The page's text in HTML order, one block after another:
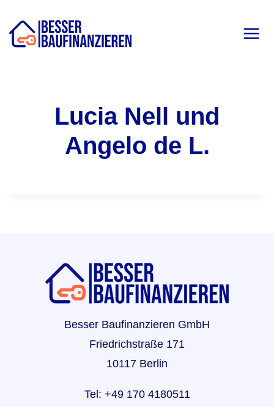
Inhalt
springen
Lucia Nell und
Angelo de L.
Besser Baufinanzieren GmbH
Friedrichstraße 171
10117 Berlin
Tel: +49 170 4180511